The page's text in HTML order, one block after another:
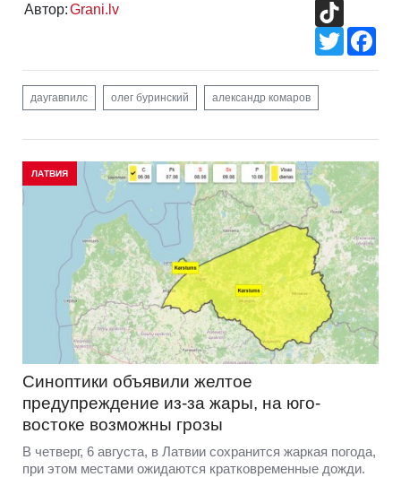
Автор:Grani.lv
Twitter
даугавпилс олег буринский александр комаров
ЛАТВИЯ
Синоптики объявили желтое
предупреждение из-за жары, на юго-
востоке возможны грозы
В четверг, 6 августа, в Латвии сохранится жаркая погода,
при этом местами ожидаются кратковременные дожди.